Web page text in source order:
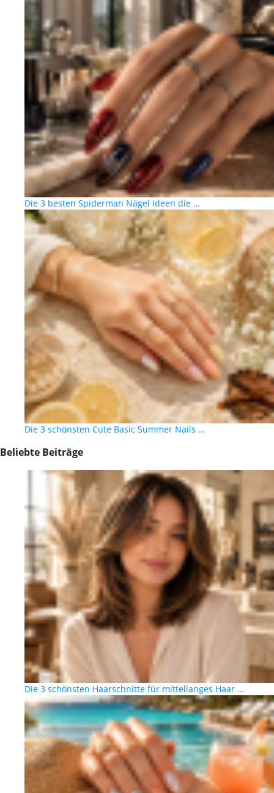
Die 3 besten Spiderman Nägel Ideen die …
Die 3 schönsten Cute Basic Summer Nails …
Beliebte Beiträge
Die 3 schönsten Haarschnitte für mittellanges Haar …